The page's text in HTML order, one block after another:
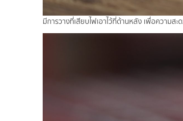
มีการวางที่เสียบไฟเอาไว้ที่ด้านหลัง เพื่อความส